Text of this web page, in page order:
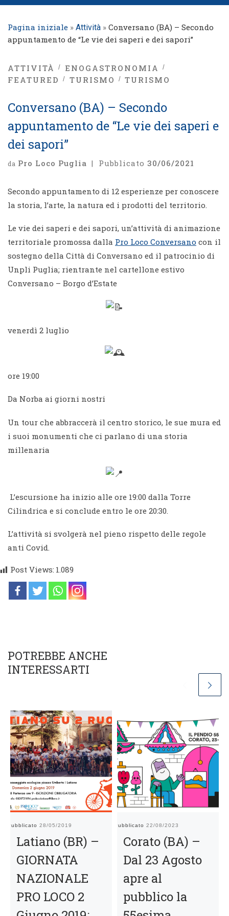
Pagina iniziale » Attività » Conversano (BA) – Secondo
appuntamento de “Le vie dei saperi e dei sapori”
ATTIVITÀ
ENOGASTRONOMIA
FEATURED
TURISMO TURISMO
Conversano (BA) – Secondo
appuntamento de “Le vie dei saperi e
dei sapori”
da Pro Loco Puglia | Pubblicato 30/06/2021
Secondo appuntamento di 12 esperienze per conoscere
la storia, l’arte, la natura ed i prodotti del territorio.
Le vie dei saperi e dei sapori, un’attività di animazione
territoriale promossa dalla Pro Loco Conversano con il
sostegno della Città di Conversano ed il patrocinio di
Unpli Puglia; rientrante nel cartellone estivo
Conversano – Borgo d’Estate
venerdì 2 luglio
ore 19:00
Da Norba ai giorni nostri
Un tour che abbraccerà il centro storico, le sue mura ed
i suoi monumenti che ci parlano di una storia
millenaria
L’escursione ha inizio alle ore 19:00 dalla Torre
Cilindrica e si conclude entro le ore 20:30.
L’attività si svolgerà nel pieno rispetto delle regole
anti Covid.
Post Views: 1.089
POTREBBE ANCHE
INTERESSARTI
Pubblicato 28/05/2019
Latiano (BR) –
GIORNATA
NAZIONALE
PRO LOCO 2
Pubblicato 22/08/2023
Corato (BA) –
Dal 23 Agosto
apre al
pubblico la